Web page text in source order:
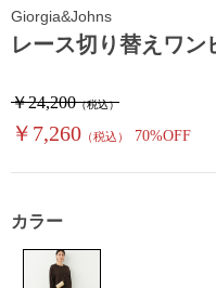
レース切り替えワン
￥24,200（税込）
￥7,260 （税込） 70%OFF
Giorgia&Johns
カラー